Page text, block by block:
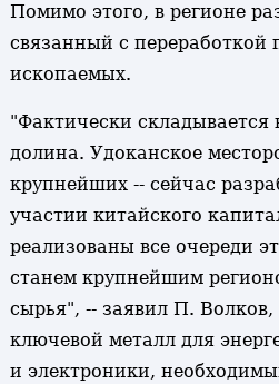
Помимо этого, в регионе
связанный с переработкой
ископаемых.
"Фактически
долина. Удоканское
крупнейших -- сейчас
участии китайского
реализованы все очереди
станем крупнейшим
сырья", -- заявил П.
ключевой металл для
и электроники,